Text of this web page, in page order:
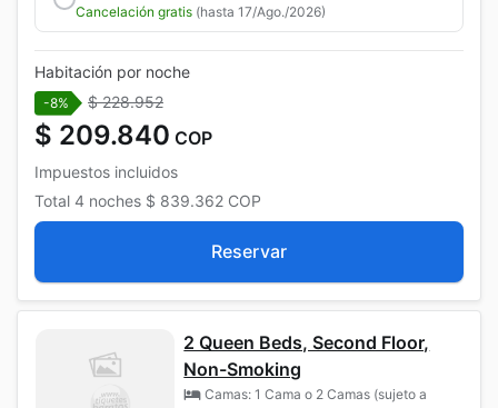
Cancelación gratis (hasta 17/Ago./2026)
Habitación por noche
-8% $ 228.952
$ 209.840 COP
Impuestos incluidos
Total 4 noches $ 839.362 COP
Reservar
2 Queen Beds, Second Floor,
Non-Smoking
Camas: 1 Cama o 2 Camas (sujeto a